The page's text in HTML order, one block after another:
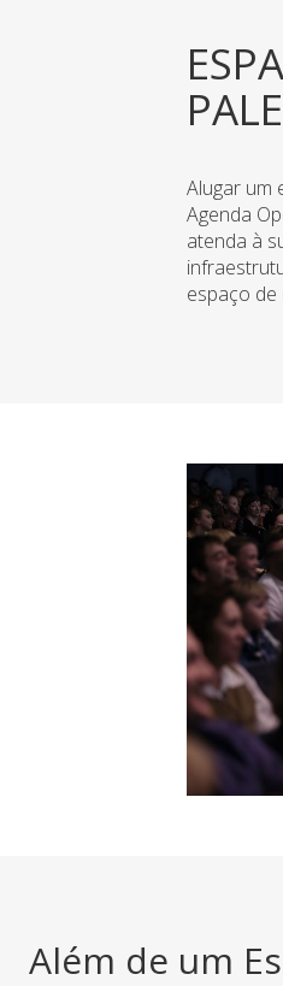
Alugar um
Agenda
atenda à
espaço de
Além de um